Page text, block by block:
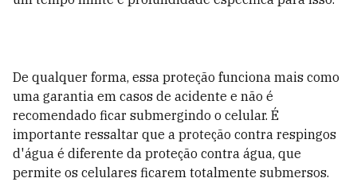
De qualquer forma, essa proteção funciona mais como
uma garantia em casos de acidente e não é
recomendado ficar submergindo o celular. É
importante ressaltar que a proteção contra respingos
d'água é diferente da proteção contra água, que
permite os celulares ficarem totalmente submersos.